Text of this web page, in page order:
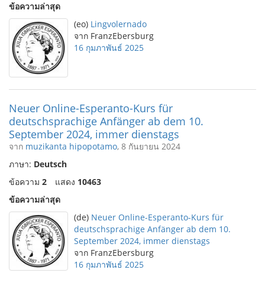
ข้อความล่าสุด
(eo) Lingvolernado
จาก FranzEbersburg
16 กุมภาพันธ์ 2025
Neuer Online-Esperanto-Kurs für
deutschsprachige Anfänger ab dem 10.
September 2024, immer dienstags
จาก muzikanta hipopotamo, 8 กันยายน 2024
ภาษา: Deutsch
ข้อความ 2 แสดง 10463
ข้อความล่าสุด
(de) Neuer Online-Esperanto-Kurs für
deutschsprachige Anfänger ab dem 10.
September 2024, immer dienstags
จาก FranzEbersburg
16 กุมภาพันธ์ 2025